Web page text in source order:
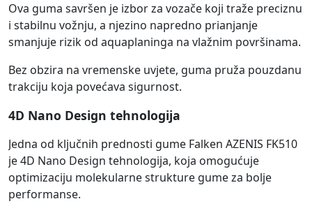
Ova guma savršen je izbor za vozače koji traže preciznu
i stabilnu vožnju, a njezino napredno prianjanje
smanjuje rizik od aquaplaninga na vlažnim površinama.
Bez obzira na vremenske uvjete, guma pruža pouzdanu
trakciju koja povećava sigurnost.
4D Nano Design tehnologija
Jedna od ključnih prednosti gume Falken AZENIS FK510
je 4D Nano Design tehnologija, koja omogućuje
optimizaciju molekularne strukture gume za bolje
performanse.